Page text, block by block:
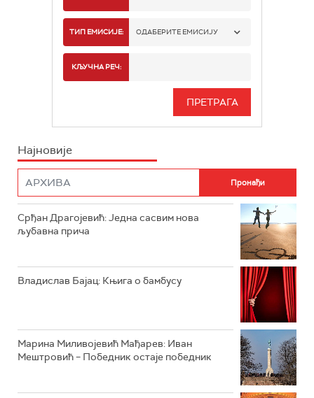
РАДИО БЕОГРАД 1
РАДИО БЕОГРАД 3
РАДИО РОКЕНРОЛЕР
РАДИО ЏЕЗЕР
ТИП ЕМИСИЈЕ: ОДАБЕРИТЕ ЕМИСИЈУ
ИНФО
КЉУЧНА РЕЧ:
Најновије
Срђан Драгојевић: Једна сасвим нова
љубавна прича
Владислав Бајац: Књига о бамбусу
Марина Миливојевић Мађарев: Иван
Мештровић – Победник остаје победник